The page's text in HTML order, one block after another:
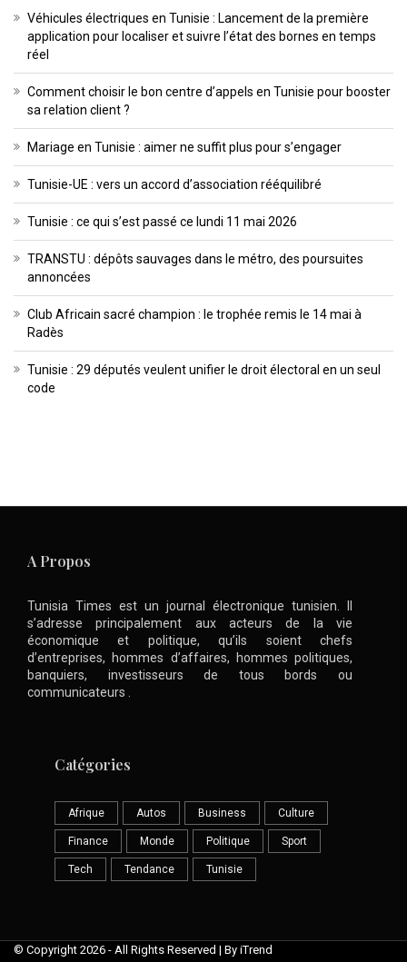
Véhicules électriques en Tunisie : Lancement de la première
application pour localiser et suivre l’état des bornes en temps
réel
Comment choisir le bon centre d’appels en Tunisie pour booster
sa relation client ?
Mariage en Tunisie : aimer ne suffit plus pour s’engager
Tunisie-UE : vers un accord d’association rééquilibré
Tunisie : ce qui s’est passé ce lundi 11 mai 2026
TRANSTU : dépôts sauvages dans le métro, des poursuites
annoncées
Club Africain sacré champion : le trophée remis le 14 mai à
Radès
Tunisie : 29 députés veulent unifier le droit électoral en un seul
code
A Propos
Tunisia Times est un journal électronique tunisien. Il
s’adresse principalement aux acteurs de la vie
économique et politique, qu’ils soient chefs
d’entreprises, hommes d’affaires, hommes politiques,
banquiers, investisseurs de tous bords ou
communicateurs .
Catégories
Afrique Autos Business Culture
Finance Monde Politique Sport
Tech Tendance Tunisie
© Copyright 2026 - All Rights Reserved | By iTrend